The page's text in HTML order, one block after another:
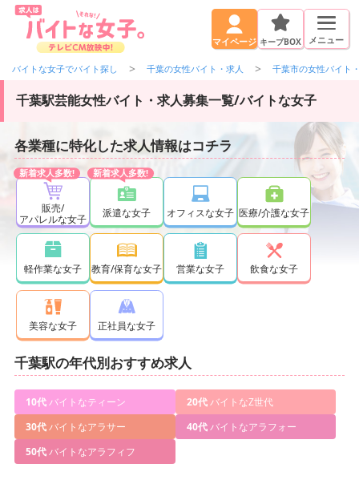
マイページ キープBOX メニュー
バイトな女子でバイト探し 千葉の女性バイト・求人 千葉市の女性バイト
千葉駅芸能女性バイト・求人募集一覧/バイトな女子
各業種に特化した求人情報はコチラ
販売/
アパレルな女子
派遣な女子 オフィスな女子 医療/介護な女子
軽作業な女子 教育/保育な女子 営業な女子 飲食な女子
美容な女子 正社員な女子
千葉駅の年代別おすすめ求人
10代バイトなティーン 20代バイトなZ世代
30代バイトなアラサー 40代バイトなアラフォー
50代バイトなアラフィフ